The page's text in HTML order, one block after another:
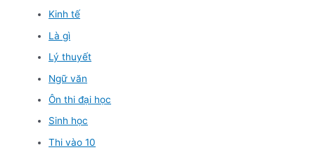
Kinh tế
Là gì
Lý thuyết
Ngữ văn
Ôn thi đại học
Sinh học
Thi vào 10